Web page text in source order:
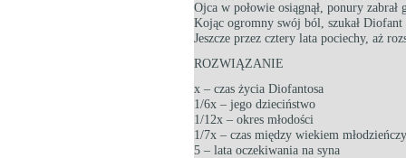
Ojca w połowie osiągnął, ponury zabrał
Kojąc ogromny swój ból, szukał
Jeszcze przez cztery lata pociechy, aż
ROZWIĄZANIE
x – czas życia Diofantosa
1/6x – jego dzieciństwo
1/12x – okres młodości
1/7x – czas między wiekiem
5 – lata oczekiwania na syna